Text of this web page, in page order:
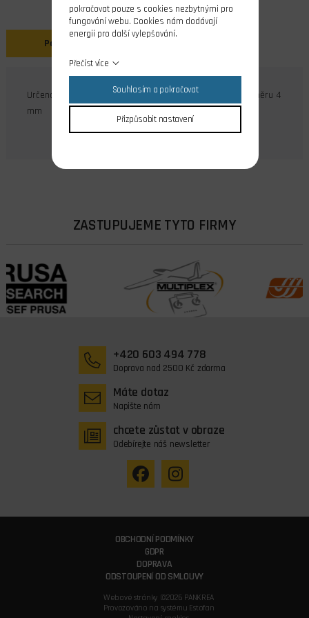
Popis
Určeno jako náhradní díl k motorům Ray, Foxy a Axi o průměru 4
mm
ZASTUPUJEME TYTO FIRMY
+420 603 494 778
Doprava nad 2500 Kč zdarma
Máte dotaz
Napište nám
chcete zůstat v obraze
Odebírejte náš newsletter
OBCHODNÍ PODMÍNKY
GDPR
DOPRAVA
ODSTOUPENÍ OD SMLOUVY
Webové stránky ©2026 PANKREA
Provozováno na systému Estofan
pokračovat pouze s cookies nezbytnými pro
fungování webu. Cookies nám dodávají
energii pro další vylepšování.
Přečíst více
Souhlasím a pokračovat
Přizpůsobit nastavení